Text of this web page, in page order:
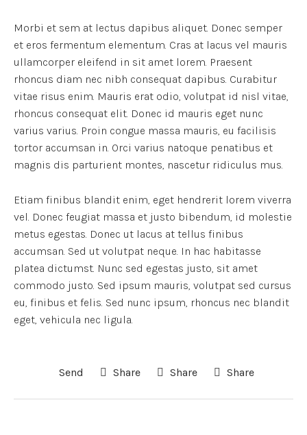
Morbi et sem at lectus dapibus aliquet. Donec semper
et eros fermentum elementum. Cras at lacus vel mauris
ullamcorper eleifend in sit amet lorem. Praesent
rhoncus diam nec nibh consequat dapibus. Curabitur
vitae risus enim. Mauris erat odio, volutpat id nisl vitae,
rhoncus consequat elit. Donec id mauris eget nunc
varius varius. Proin congue massa mauris, eu facilisis
tortor accumsan in. Orci varius natoque penatibus et
magnis dis parturient montes, nascetur ridiculus mus.
Etiam finibus blandit enim, eget hendrerit lorem viverra
vel. Donec feugiat massa et justo bibendum, id molestie
metus egestas. Donec ut lacus at tellus finibus
accumsan. Sed ut volutpat neque. In hac habitasse
platea dictumst. Nunc sed egestas justo, sit amet
commodo justo. Sed ipsum mauris, volutpat sed cursus
eu, finibus et felis. Sed nunc ipsum, rhoncus nec blandit
eget, vehicula nec ligula.
Send Share Share Share